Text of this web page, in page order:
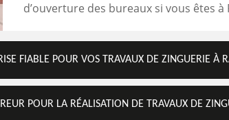
d’ouverture des bureaux si vous êtes à
FIABLE POUR VOS TRAVAUX DE ZINGUERIE À
POUR LA RÉALISATION DE TRAVAUX DE